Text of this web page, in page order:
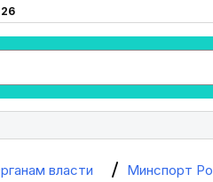
власти Минспорт